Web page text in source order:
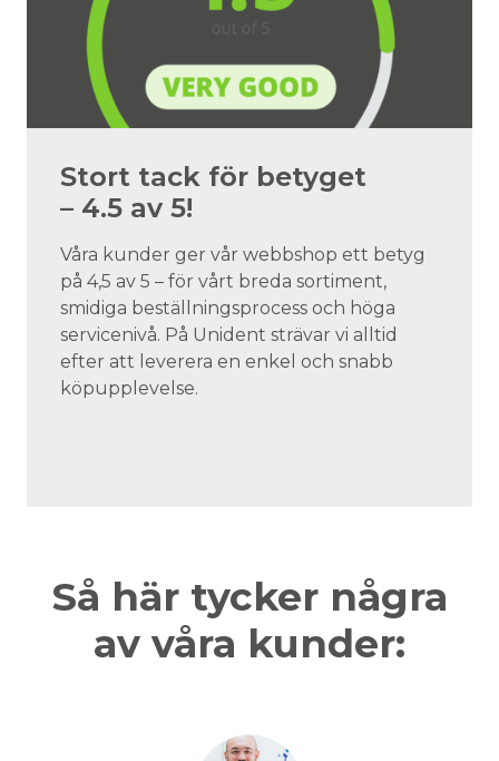
Stort tack för betyget
– 4.5 av 5!
Våra kunder ger vår webbshop ett betyg
på 4,5 av 5 – för vårt breda sortiment,
smidiga beställningsprocess och höga
servicenivå. På Unident strävar vi alltid
efter att leverera en enkel och snabb
köpupplevelse.
Så här tycker några
av våra kunder: